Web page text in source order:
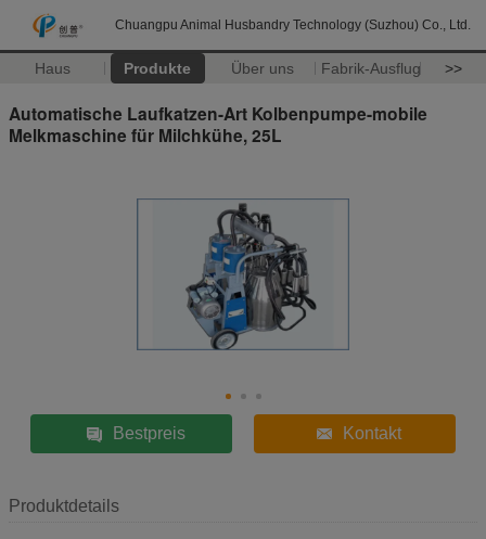
Chuangpu Animal Husbandry Technology (Suzhou) Co., Ltd.
Haus Produkte Über uns Fabrik-Ausflug >>
Automatische Laufkatzen-Art Kolbenpumpe-mobile
Melkmaschine für Milchkühe, 25L
Bestpreis Kontakt
Produktdetails